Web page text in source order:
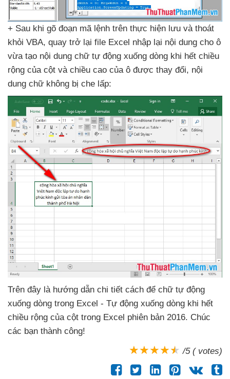
+ Sau khi gõ đoạn mã lệnh trên thực hiện lưu và thoát
khỏi VBA, quay trở lại file Excel nhập lại nội dung cho ô
vừa tạo nội dung chữ tự động xuống dòng khi hết chiều
rộng của cột và chiều cao của ô được thay đổi, nội
dung chữ không bị che lấp:
Trên đây là hướng dẫn chi tiết cách để chữ tự động
xuống dòng trong Excel - Tự động xuống dòng khi hết
chiều rộng của cột trong Excel phiên bản 2016. Chúc
các bạn thành công!
/5 ( votes)